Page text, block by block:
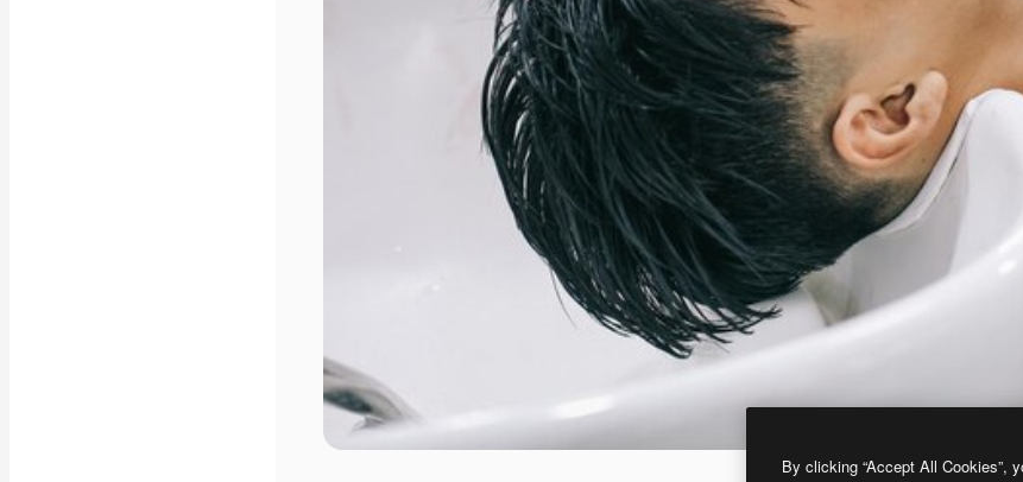
By clicking “Accept All Cookies”,